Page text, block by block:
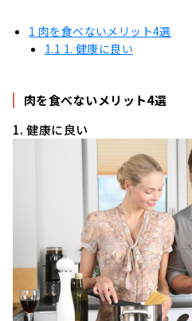
1 肉を食べないメリット4選
1.1 1. 健康に良い
肉を食べないメリット4選
1. 健康に良い